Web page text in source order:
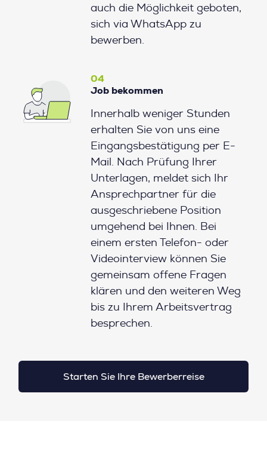
auch die Möglichkeit geboten,
sich via WhatsApp zu
bewerben.
04
Job bekommen
Innerhalb weniger Stunden
erhalten Sie von uns eine
Eingangsbestätigung per E-
Mail. Nach Prüfung Ihrer
Unterlagen, meldet sich Ihr
Ansprechpartner für die
ausgeschriebene Position
umgehend bei Ihnen. Bei
einem ersten Telefon- oder
Videointerview können Sie
gemeinsam offene Fragen
klären und den weiteren Weg
bis zu Ihrem Arbeitsvertrag
besprechen.
Starten Sie Ihre Bewerberreise